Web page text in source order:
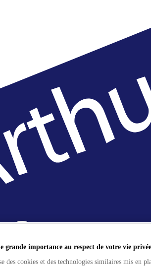
grande importance au respect de votre vie privée
des cookies et des technologies similaires mis en